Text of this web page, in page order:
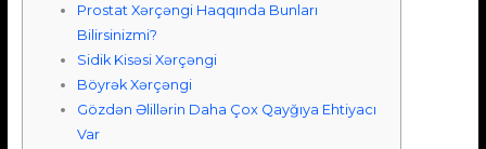
Prostat Xərçəngi Haqqında Bunları
Bilirsinizmi?
Sidik Kisəsi Xərçəngi
Böyrək Xərçəngi
Gözdən Əlillərin Daha Çox Qayğıya Ehtiyacı
Var